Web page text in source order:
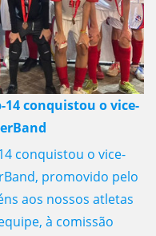
14 conquistou o vice-
conquistou o vice-
promovido pelo
aos nossos atletas
à comissão